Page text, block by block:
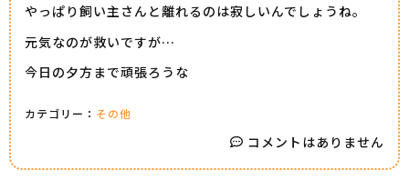
やっぱり飼い主さんと離れるのは寂しいんでしょうね。
元気なのが救いですが…
今日の夕方まで頑張ろうな
カテゴリー： その他
コメントはありません